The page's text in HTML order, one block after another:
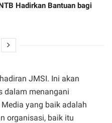
Hadirkan Bantuan bagi
JMSI. Ini akan
dalam menangani
yang baik adalah
organisasi, baik itu